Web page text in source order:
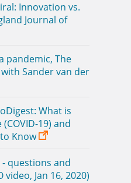
Innovation vs.
Journal of
pandemic, The
Sander van der
What is
19) and
Know
questions and
video, Jan 16, 2020)